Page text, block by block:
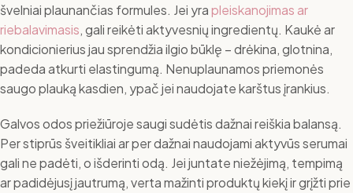
švelniai plaunančias formules. Jei yrapleiskanojimas ar
riebalavimasis, gali reikėti aktyvesnių ingredientų. Kaukė ar
kondicionierius jau sprendžia ilgio būklę – drėkina, glotnina,
padeda atkurti elastingumą. Nenuplaunamos priemonės
saugo plauką kasdien, ypač jei naudojate karštus įrankius.
Galvos odos priežiūroje saugi sudėtis dažnai reiškia balansą.
Per stiprūs šveitikliai ar per dažnai naudojami aktyvūs serumai
gali ne padėti, o išderinti odą. Jei juntate niežėjimą, tempimą
ar padidėjusį jautrumą, verta mažinti produktų kiekį ir grįžti prie